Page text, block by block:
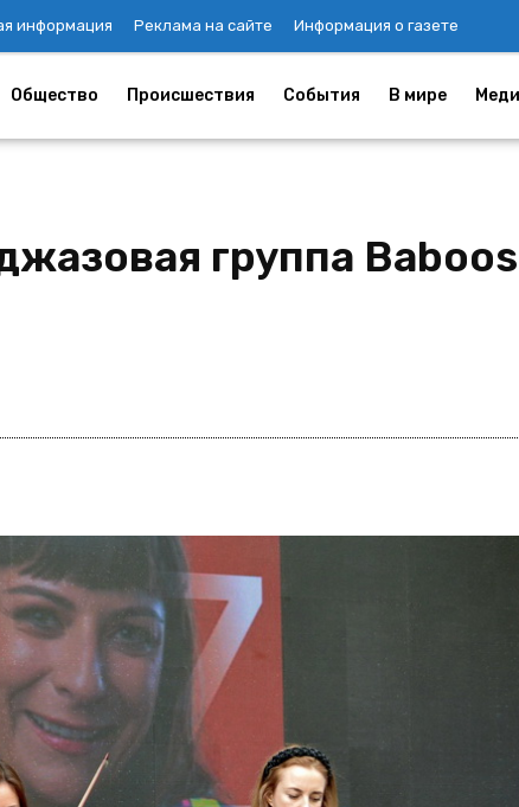
информация Реклама на сайте Информация о газете
Общество Происшествия События В мире
группа